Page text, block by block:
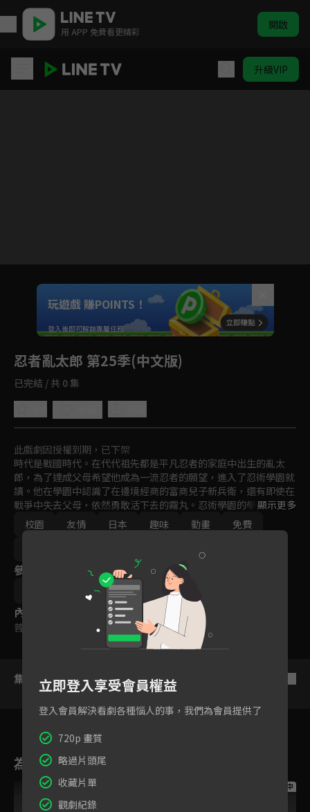
用 APP 免費看更精彩 開啟
升級VIP
Unmute
如有不便請見諒
玩遊戲 賺POINTS！
登入後即可解鎖專屬任務
忍者亂太郎 第25季(中文版)
已完結 / 共 0 集
此戲劇因授權到期，已下架
時代是戰國時代。在代代祖先都是平凡忍者的家庭中出生的亂太
郎，為了達成父母希望他成為一流忍者的願望，進入了忍術學園就
讀。他在學園中認識了在邊境經商的富商兒子新兵衛，還有即使在
戰爭中失去父母，依然勇敢活下去的霧丸。忍術學園的學生被稱為
忍者的蛋，也就是所謂的「忍蛋」。在學園中，有著曾經是神祕天
才忍者的學園長、個性獨特的老師和學長們、以及有點難相處的
顯示更多
校園
友情 日本 趣味 動畫
免費
參與演員
內容標籤
普遍級
集數列表
為您推薦
跟播中 跟播中
立即登入享受會員權益
登入會員解決看劇各種惱人的事，我們為會員提供了
720p 畫質
略過片頭尾
收藏片單
觀劇紀錄